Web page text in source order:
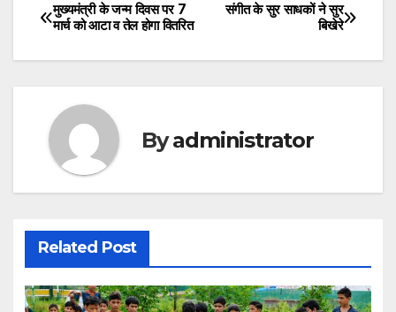
Post
navigation
संगीत के सुर साधकों ने सुर
बिखेरे
मुख्यमंत्री के जन्म दिवस पर 7
मार्च को आटा व तेल होगा वितरित
Byadministrator
Related Post